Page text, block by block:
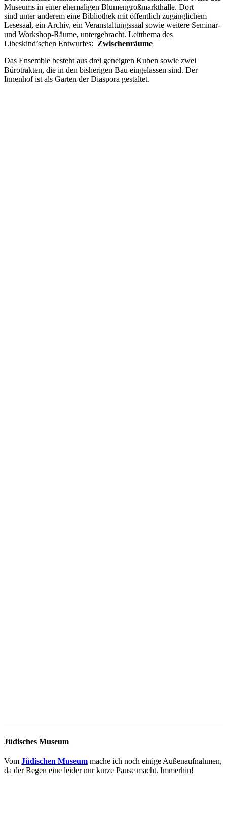
Museums in einer ehemaligen Blumengroßmarkthalle. Dort
sind unter anderem eine Bibliothek mit öffentlich zugänglichem
Lesesaal, ein Archiv, ein Veranstaltungssaal sowie weitere Seminar-
und Workshop-Räume, untergebracht. Leitthema des
Libeskind’schen Entwurfes: Zwischenräume
Das Ensemble besteht aus drei geneigten Kuben sowie zwei
Bürotrakten, die in den bisherigen Bau eingelassen sind. Der
Innenhof ist als Garten der Diaspora gestaltet.
Jüdisches Museum
Vom Jüdischen Museum mache ich noch einige Außenaufnahmen,
da der Regen eine leider nur kurze Pause macht. Immerhin!